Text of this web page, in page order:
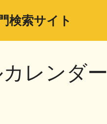
検索サイト
レンダー